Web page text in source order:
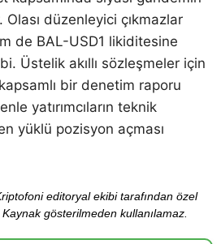
düzenleyici çıkmazlar
de BAL-USD1 likiditesine
Üstelik akıllı sözleşmeler için
bir denetim raporu
yatırımcıların teknik
yüklü pozisyon açması
editoryal ekibi tarafından özel
Kaynak gösterilmeden kullanılamaz.